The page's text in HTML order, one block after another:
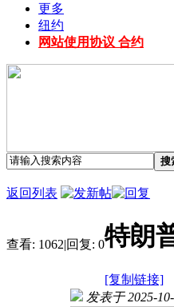
更多
纽约
网站使用协议 合约
搜
返回列表
查看: 1062|回复: 0特朗
[复制链接]
发表于 2025-